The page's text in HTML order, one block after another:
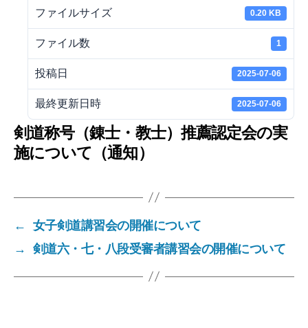
ファイルサイズ 0.20 KB
ファイル数 1
投稿日 2025-07-06
最終更新日時 2025-07-06
剣道称号（錬士・教士）推薦認定会の実
施について（通知）
←
女子剣道講習会の開催について
→
剣道六・七・八段受審者講習会の開催について